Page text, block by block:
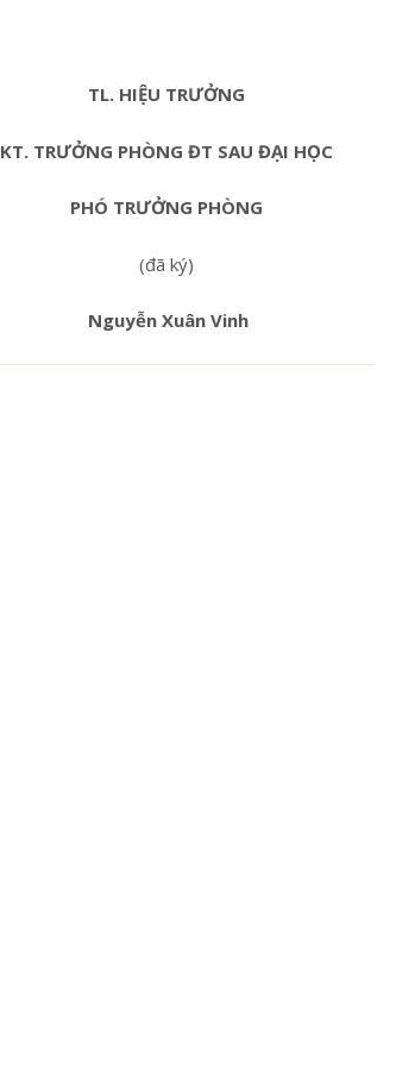
TL. HIỆU TRƯỞNG
KT. TRƯỞNG PHÒNG ĐT SAU ĐẠI HỌC
PHÓ TRƯỞNG PHÒNG
(đã ký)
Nguyễn Xuân Vinh